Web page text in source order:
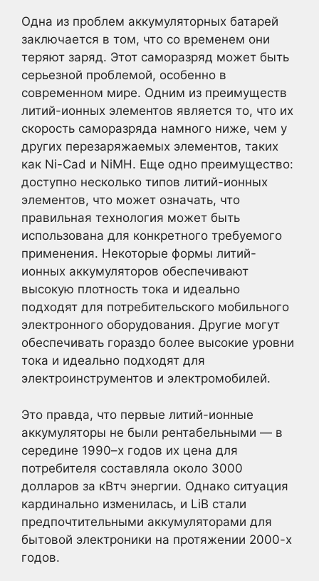
Одна из проблем аккумуляторных батарей
заключается в том, что со временем они
теряют заряд. Этот саморазряд может быть
серьезной проблемой, особенно в
современном мире. Одним из преимуществ
литий-ионных элементов является то, что их
скорость саморазряда намного ниже, чем у
других перезаряжаемых элементов, таких
как Ni-Cad и NiMH. Еще одно преимущество:
доступно несколько типов литий-ионных
элементов, что может означать, что
правильная технология может быть
использована для конкретного требуемого
применения. Некоторые формы литий-
ионных аккумуляторов обеспечивают
высокую плотность тока и идеально
подходят для потребительского мобильного
электронного оборудования. Другие могут
обеспечивать гораздо более высокие уровни
тока и идеально подходят для
электроинструментов и электромобилей.
Это правда, что первые литий-ионные
аккумуляторы не были рентабельными — в
середине 1990–х годов их цена для
потребителя составляла около 3000
долларов за кВтч энергии. Однако ситуация
кардинально изменилась, и LiB стали
предпочтительными аккумуляторами для
бытовой электроники на протяжении 2000-х
годов.